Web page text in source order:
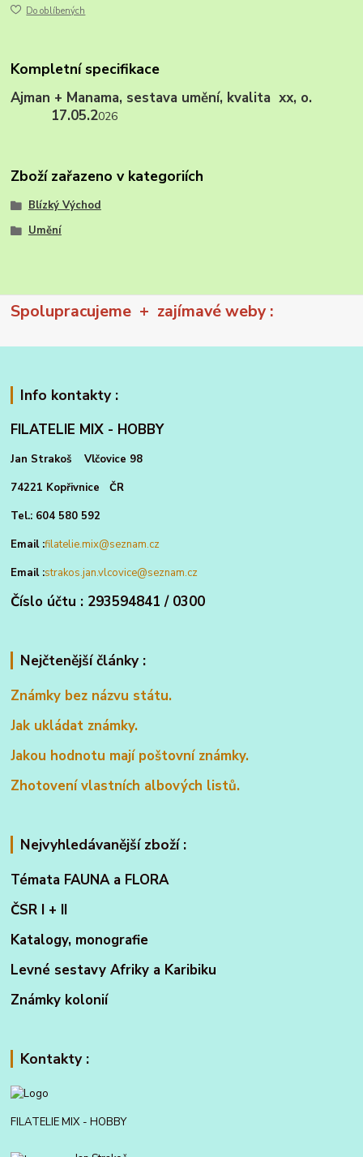
Do oblíbených
Kompletní specifikace
Ajman + Manama, sestava umění, kvalita xx, o.
17.05.2026
Zboží zařazeno v kategoriích
Blízký Východ
Umění
Spolupracujeme + zajímavé weby :
Info kontakty :
FILATELIE MIX - HOBBY
Jan Strakoš Vlčovice 98
74221 Kopřivnice ČR
Tel.: 604 580 592
Email :filatelie.mix@seznam.cz
Email :strakos.jan.vlcovice@seznam.cz
Číslo účtu : 293594841 / 0300
Nejčtenější články :
Známky bez názvu státu.
Jak ukládat známky.
Jakou hodnotu mají poštovní známky.
Zhotovení vlastních albových listů.
Nejvyhledávanější zboží :
Témata FAUNA a FLORA
ČSR I + II
Katalogy, monografie
Levné sestavy Afriky a Karibiku
Známky kolonií
Kontakty :
FILATELIE MIX - HOBBY